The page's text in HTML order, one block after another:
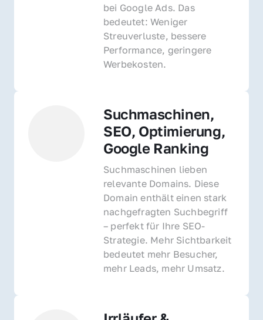
bei Google Ads. Das
bedeutet: Weniger
Streuverluste, bessere
Performance, geringere
Werbekosten.
Suchmaschinen,
SEO, Optimierung,
Google Ranking
Suchmaschinen lieben
relevante Domains. Diese
Domain enthält einen stark
nachgefragten Suchbegriff
– perfekt für Ihre SEO-
Strategie. Mehr Sichtbarkeit
bedeutet mehr Besucher,
mehr Leads, mehr Umsatz.